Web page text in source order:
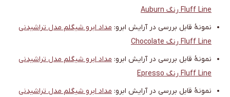
Fluff Line رنگ Auburn
نمونهٔ قابل بررسی در آرایش ابرو: مداد ابرو شیگلم مدل تراشیدنی
Fluff Line رنگ Chocolate
نمونهٔ قابل بررسی در آرایش ابرو: مداد ابرو شیگلم مدل تراشیدنی
Fluff Line رنگ Epresso
نمونهٔ قابل بررسی در آرایش ابرو: مداد ابرو شیگلم مدل تراشیدنی